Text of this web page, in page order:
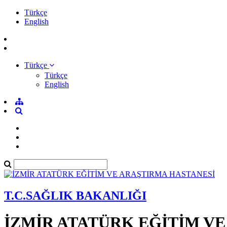
Türkçe
English
Türkçe
Türkçe
English
T.C.SAĞLIK BAKANLIĞI
İZMİR ATATÜRK EĞİTİM